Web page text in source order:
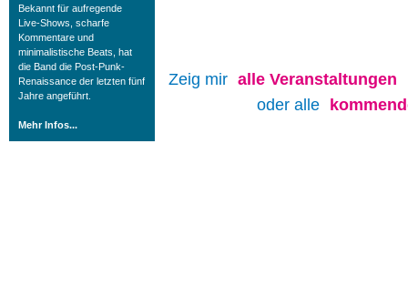
Bekannt für aufregende
Live-Shows, scharfe
Kommentare und
minimalistische Beats, hat
die Band die Post-Punk-
Renaissance der letzten fünf
Jahre angeführt.
Mehr Infos...
Zeig mir alle Veranstaltungen
oder alle